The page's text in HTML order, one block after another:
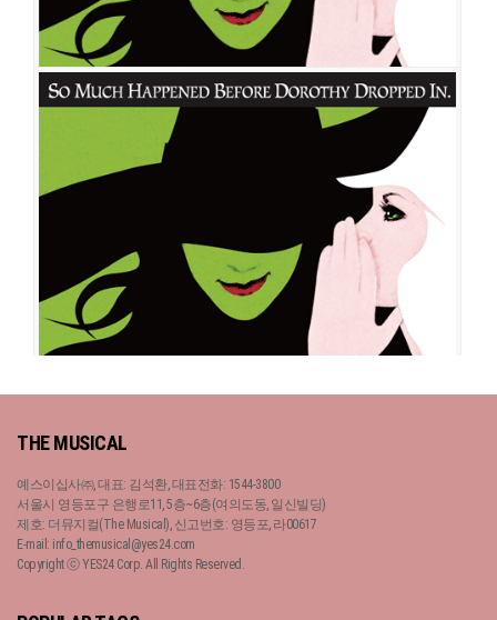
2016-07-12 ~ 2016-08-28
공연장
남경주이상준
위키드
공연일시
2013-11-22 ~ 2014-10-05
공연장
샤롯데씨어터
출연진
옥주현 박혜나정선아 김보경 김선영
남경주이상준 김영주 조정근
준백두산이우승 박철완 유정희 권혁선
THE MUSICAL
예스이십사㈜, 대표: 김석환, 대표전화: 1544-3800
서울시 영등포구 은행로11, 5층~6층(여의도동, 일신빌딩)
제호: 더뮤지컬(The Musical), 신고번호: 영등포, 라00617
E-mail: info_themusical@yes24.com
Copyright ⓒ YES24 Corp. All Rights Reserved.